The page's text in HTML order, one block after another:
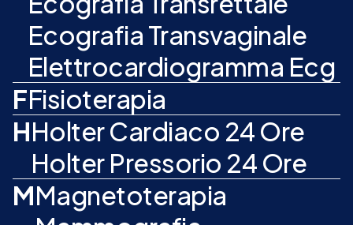
Ecografia Transvaginale
Elettrocardiogramma Ecg
FFisioterapia
HHolter Cardiaco 24 Ore
Holter Pressorio 24 Ore
MMagnetoterapia